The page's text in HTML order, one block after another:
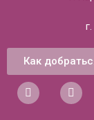
Как